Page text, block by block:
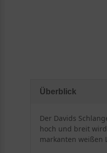
Überblick
Der Davids
hoch und breit
markanten weißen